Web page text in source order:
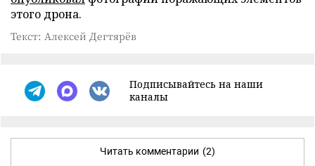
этого дрона.
Текст: Алексей Дегтярёв
Подписывайтесь на наши
каналы
Читать комментарии (2)